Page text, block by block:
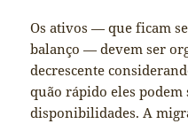
Os ativos — que ficam
balanço — devem ser
decrescente
quão rápido eles
disponibilidades. A